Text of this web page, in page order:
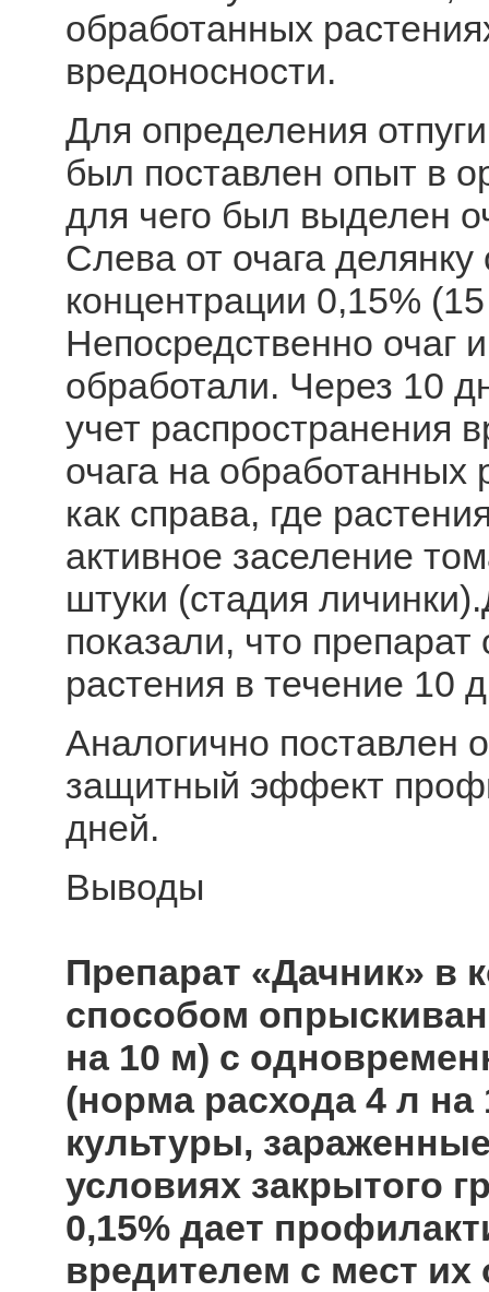
обработанных
вредоносности.
Для определения
был поставлен опыт в
для чего был выделен
Слева от очага
концентрации 0,15%
Непосредственно очаг
обработали. Через 10
учет распространения
очага на обработанных
как справа, где
активное заселение
штуки (стадия
показали, что
растения в течение 10
Аналогично поставлен
защитный эффект
дней.
Выводы
Препарат «Дачник» в
способом
на 10 м) с
(норма расхода 4 л
культуры,
условиях закрытого
0,15% дает
вредителем с мест